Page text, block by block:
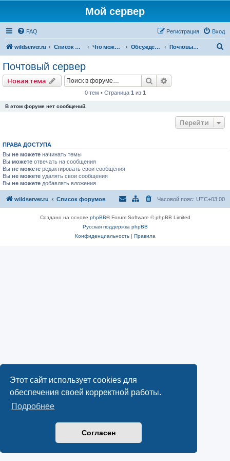
Этот сайт использует cookies для
обеспечения своей корректной работы.
Подробнее
Согласен
Мой сервер
FAQ Вход
Регистрация
wildserver.ru Список форумов Что можно сделать на сервере Обсуждение статей Почтовый сервер
Почтовый сервер
Новая тема Поиск
0 тем • Страница 1 из 1
В этом форуме нет сообщений.
Перейти
ПРАВА ДОСТУПА
Вы не можете начинать темы
Вы можете отвечать на сообщения
Вы не можете редактировать свои сообщения
Вы не можете удалять свои сообщения
Вы не можете добавлять вложения
wildserver.ru Список форумов Часовой пояс: UTC+03:00
Создано на основе phpBB® Forum Software © phpBB Limited
Русская поддержка phpBB
Конфиденциальность| Правила